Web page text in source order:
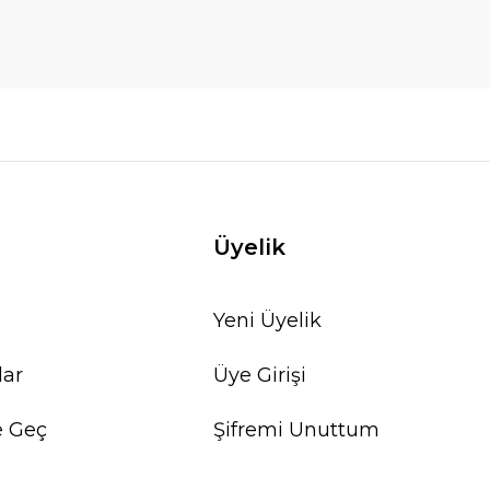
Geç
Üyelik
Yeni Üyelik
Üye Girişi
Şifremi Unuttum